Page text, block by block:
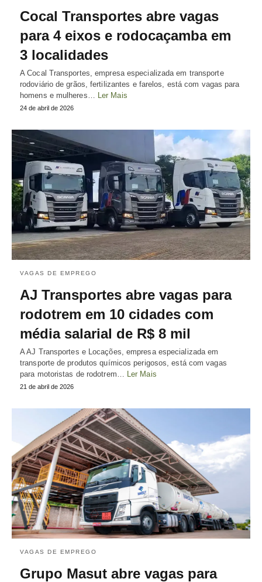
Cocal Transportes abre vagas
para 4 eixos e rodocaçamba em
3 localidades
A Cocal Transportes, empresa especializada em transporte
rodoviário de grãos, fertilizantes e farelos, está com vagas para
homens e mulheres… Ler Mais
24 de abril de 2026
VAGAS DE EMPREGO
AJ Transportes abre vagas para
rodotrem em 10 cidades com
média salarial de R$ 8 mil
A AJ Transportes e Locações, empresa especializada em
transporte de produtos químicos perigosos, está com vagas
para motoristas de rodotrem… Ler Mais
21 de abril de 2026
VAGAS DE EMPREGO
Grupo Masut abre vagas para